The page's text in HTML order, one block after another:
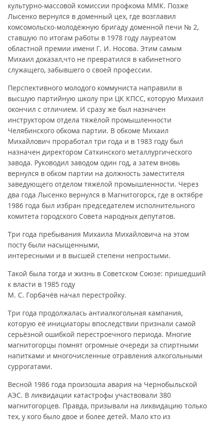
культурно-массовой комиссии профкома ММК. Позже
Лысенко вернулся в доменный цех, где возглавил
комсомольско-молодёжную бригаду доменной печи № 2,
ставшую по итогам работы в 1978 году лауреатом
областной премии имени Г. И. Носова. Этим самым
Михаил доказал,что не превратился в кабинетного
служащего, забывшего о своей профессии.
Перспективного молодого коммуниста направили в
высшую партийную школу при ЦК КПСС, которую Михаил
окончил с отличием. И сразу же был назначен
инструктором отдела тяжёлой промышленности
Челябинского обкома партии. В обкоме Михаил
Михайлович проработал три года и в 1983 году был
назначен директором Саткинского металлургического
завода. Руководил заводом один год, а затем вновь
вернулся в обком партии на должность заместителя
заведующего отделом тяжёлой промышленности. Через
два года Лысенко вернулся в Магнитогорск, где в октябре
1986 года был избран председателем исполнительного
комитета городского Совета народных депутатов.
Три года пребывания Михаила Михайловича на этом
посту были насыщенными,
интересными и в высшей степени непростыми.
Такой была тогда и жизнь в Советском Союзе: пришедший
к власти в 1985 году
М. С. Горбачёв начал перестройку.
Три года продолжалась антиалкогольная кампания,
которую её инициаторы впоследствии признали самой
серьёзной ошибкой перестроечного периода. Многие
магнитогорцы помнят огромные очереди за спиртными
напитками и многочисленные отравления алкогольными
суррогатами.
Весной 1986 года произошла авария на Чернобыльской
АЭС. В ликвидации катастрофы участвовали 380
магнитогорцев. Правда, призывали на ликвидацию только
тех, у кого было двое и более детей. Мало кто из